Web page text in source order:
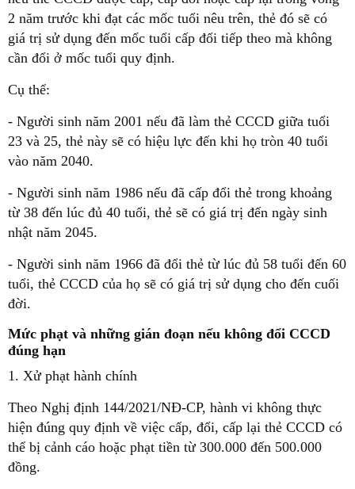
2 năm trước khi đạt các mốc tuổi nêu trên, thẻ đó sẽ có
giá trị sử dụng đến mốc tuổi cấp đổi tiếp theo mà không
cần đổi ở mốc tuổi quy định.
Cụ thể:
- Người sinh năm 2001 nếu đã làm thẻ CCCD giữa tuổi
23 và 25, thẻ này sẽ có hiệu lực đến khi họ tròn 40 tuổi
vào năm 2040.
- Người sinh năm 1986 nếu đã cấp đổi thẻ trong khoảng
từ 38 đến lúc đủ 40 tuổi, thẻ sẽ có giá trị đến ngày sinh
nhật năm 2045.
- Người sinh năm 1966 đã đổi thẻ từ lúc đủ 58 tuổi đến 60
tuổi, thẻ CCCD của họ sẽ có giá trị sử dụng cho đến cuối
đời.
Mức phạt và những gián đoạn nếu không đổi CCCD
đúng hạn
1. Xử phạt hành chính
Theo Nghị định 144/2021/NĐ-CP, hành vi không thực
hiện đúng quy định về việc cấp, đổi, cấp lại thẻ CCCD có
thể bị cảnh cáo hoặc phạt tiền từ 300.000 đến 500.000
đồng.